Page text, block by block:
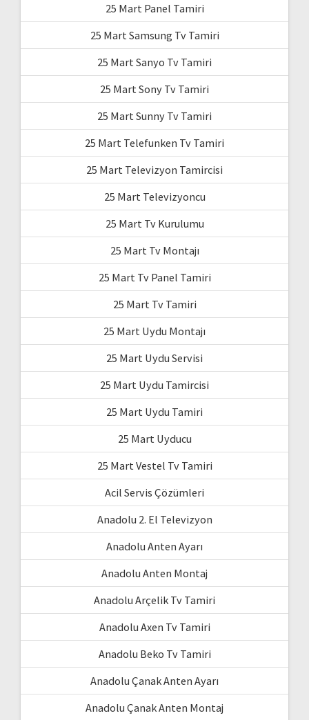
25 Mart Panel Tamiri
25 Mart Samsung Tv Tamiri
25 Mart Sanyo Tv Tamiri
25 Mart Sony Tv Tamiri
25 Mart Sunny Tv Tamiri
25 Mart Telefunken Tv Tamiri
25 Mart Televizyon Tamircisi
25 Mart Televizyoncu
25 Mart Tv Kurulumu
25 Mart Tv Montajı
25 Mart Tv Panel Tamiri
25 Mart Tv Tamiri
25 Mart Uydu Montajı
25 Mart Uydu Servisi
25 Mart Uydu Tamircisi
25 Mart Uydu Tamiri
25 Mart Uyducu
25 Mart Vestel Tv Tamiri
Acil Servis Çözümleri
Anadolu 2. El Televizyon
Anadolu Anten Ayarı
Anadolu Anten Montaj
Anadolu Arçelik Tv Tamiri
Anadolu Axen Tv Tamiri
Anadolu Beko Tv Tamiri
Anadolu Çanak Anten Ayarı
Anadolu Çanak Anten Montaj